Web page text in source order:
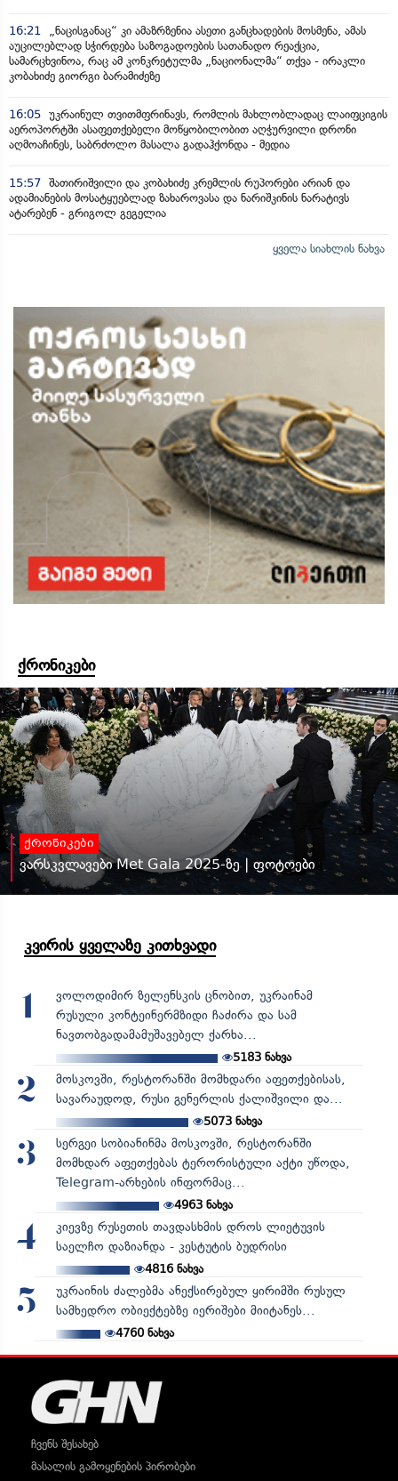
16:21
„ნაცისგანაც“ კი ამაზრზენია ასეთი განცხადების მოსმენა, ამას
აუცილებლად სჭირდება საზოგადოების სათანადო რეაქცია,
სამარცხვინოა, რაც ამ კონკრეტულმა „ნაციონალმა“ თქვა - ირაკლი
კობახიძე გიორგი ბარამიძეზე
16:05 უკრაინულ თვითმფრინავს, რომლის მახლობლადაც ლაიფციგის
აეროპორტში ასაფეთქებელი მოწყობილობით აღჭურვილი დრონი
აღმოაჩინეს, საბრძოლო მასალა გადაჰქონდა - მედია
15:57 შათირიშვილი და კობახიძე კრემლის რუპორები არიან და
ადამიანების მოსატყუებლად ზახაროვასა და ნარიშკინის ნარატივს
ატარებენ - გრიგოლ გეგელია
ყველა სიახლის ნახვა
ქრონიკები
ქრონიკები
ვარსკვლავები Met Gala 2025-ზე | ფოტოები
კვირის ყველაზე კითხვადი
1
ვოლოდიმირ ზელენსკის ცნობით, უკრაინამ
რუსული კონტეინერმზიდი ჩაძირა და სამ
ნავთობგადამამუშავებელ ქარხა...
5183 ნახვა
2
მოსკოვში, რესტორანში მომხდარი აფეთქებისას,
სავარაუდოდ, რუსი გენერლის ქალიშვილი და...
5073ნახვა
3
სერგეი სობიანინმა მოსკოვში, რესტორანში
მომხდარ აფეთქებას ტერორისტული აქტი უწოდა,
Telegram-არხების ინფორმაც...
4963ნახვა
4
კიევზე რუსეთის თავდასხმის დროს ლიეტუვის
საელჩო დაზიანდა - კესტუტის ბუდრისი
4816ნახვა
5
უკრაინის ძალებმა ანექსირებულ ყირიმში რუსულ
სამხედრო ობიექტებზე იერიშები მიიტანეს...
4760ნახვა
ჩვენს შესახებ
მასალის გამოყენების პირობები